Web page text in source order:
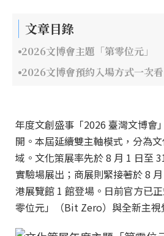
文章目錄
2026文博會主題「第零位元」
2026文博會預約入場方式一次看
年度文創盛事「2026 臺灣文博會
開。本屆延續雙主軸模式，分為
域。文化策展率先於 8 月 1 日至
實驗場展出；商展則緊接著於 8
港展覽館 1 館登場。日前官方已
零位元」（Bit Zero）與全新主視